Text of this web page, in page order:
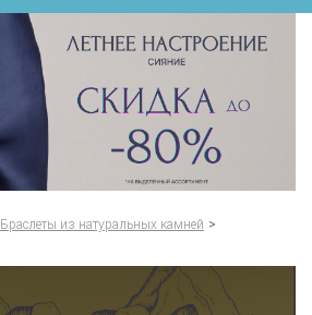
Браслеты из натуральных камней >